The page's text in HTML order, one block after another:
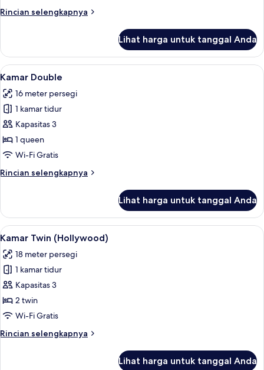
View)
Rincian selengkapnya
Rincian
Kamar
Single
Comfort
View)
Lihat harga untuk tanggal Anda
Lihat
semua
foto
untuk
Kamar
Double
Selimut bulu angsa, brankas, ruang
7
Kamar Double
16 meter persegi
1 kamar tidur
Kapasitas 3
1 queen
Wi-Fi Gratis
Rincian selengkapnya
Rincian
Kamar
Double
Lihat harga untuk tanggal Anda
Lihat
semua
foto
untuk
Kamar
Twin
(Hollywood)
Selimut bulu angsa, brankas, ruang
8
Kamar Twin (Hollywood)
18 meter persegi
1 kamar tidur
Kapasitas 3
2 twin
Wi-Fi Gratis
Rincian selengkapnya
Rincian
Lihat harga untuk tanggal Anda